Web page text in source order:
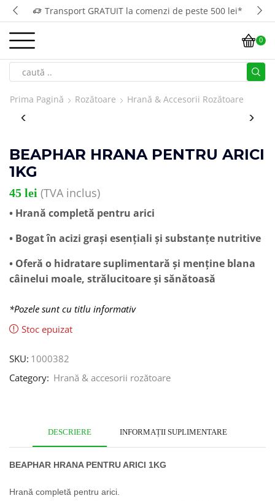
Transport GRATUIT la comenzi de peste 500 lei*
0
Prima Pagină Rozătoare Hrană & Accesorii Rozătoare
BEAPHAR HRANA PENTRU ARICI
1KG
45 lei (TVA inclus)
• Hrană completă pentru arici
• Bogat în acizi grași esențiali și substanțe nutritive
• Oferă o hidratare suplimentară și menține blana
câinelui moale, strălucitoare și sănătoasă
*Pozele sunt cu titlu informativ
Stoc epuizat
SKU: 1000382
Category: Hrană & accesorii rozătoare
DESCRIERE INFORMAȚII SUPLIMENTARE
BEAPHAR HRANA PENTRU ARICI 1KG
Hrană completă pentru arici.